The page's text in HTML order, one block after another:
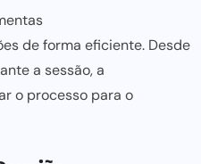
de forma eficiente. Desde
a sessão, a
o processo para o